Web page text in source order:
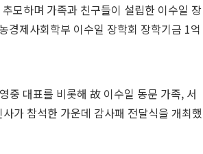
모하며 가족과 친구들이 설립한 이수일 장
경제사회학부 이수일 장학회 장학기금 1억
중 대표를 비롯해 故 이수일 동문 가족, 서
가 참석한 가운데 감사패 전달식을 개최했